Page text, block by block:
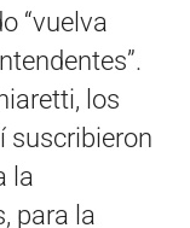
“vuelva
los
suscribieron
la
para la